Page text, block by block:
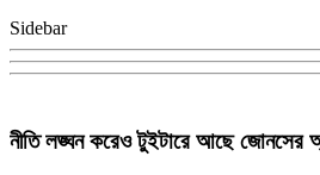
Sidebar
নীতি লঙ্ঘন করেও টুইটারে আছে জোনসের